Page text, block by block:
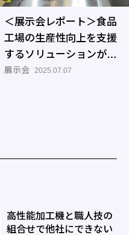
＜展示会レポート＞食品
工場の生産性向上を支援
するソリューションが出
展 「FOOMA JAPAN
展示会 2025.07.07
高性能加工機と職人技の
組合せで他社にできない